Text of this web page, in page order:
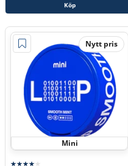
Köp
Nytt pris
Mini